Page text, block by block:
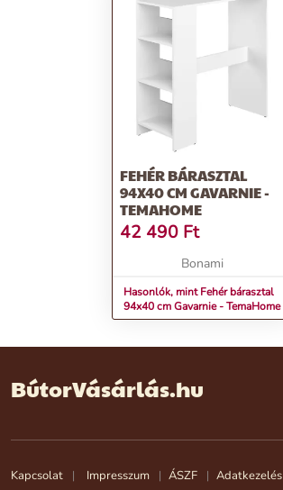
FEHÉR BÁRASZTAL
94X40 CM GAVARNIE -
TEMAHOME
42 490 Ft
Bonami
Hasonlók, mint Fehér bárasztal
94x40 cm Gavarnie - TemaHome
BútorVásárlás.hu
Kapcsolat Impresszum ÁSZF Adatkezelés